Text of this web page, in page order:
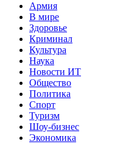
Армия
В мире
Здоровье
Криминал
Культура
Наука
Новости ИТ
Общество
Политика
Спорт
Туризм
Шоу-бизнес
Экономика